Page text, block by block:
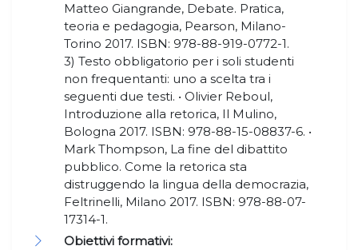
Matteo Giangrande, Debate. Pratica,
teoria e pedagogia, Pearson, Milano-
Torino 2017. ISBN: 978-88-919-0772-1.
3) Testo obbligatorio per i soli studenti
non frequentanti: uno a scelta tra i
seguenti due testi. • Olivier Reboul,
Introduzione alla retorica, Il Mulino,
Bologna 2017. ISBN: 978-88-15-08837-6. •
Mark Thompson, La fine del dibattito
pubblico. Come la retorica sta
distruggendo la lingua della democrazia,
Feltrinelli, Milano 2017. ISBN: 978-88-07-
17314-1.
Obiettivi formativi: